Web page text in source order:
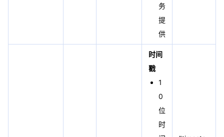
务
提
供
时间
戳
1
0
位
时